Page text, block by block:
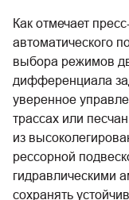
Как отмечает
автоматического
выбора режимов
дифференциала
уверенное
трассах или
из
рессорной
гидравлическими
сохранять